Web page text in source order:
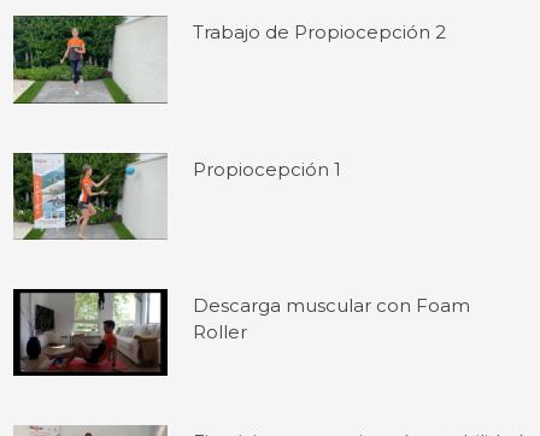
Trabajo de Propiocepción 2
Propiocepción 1
Descarga muscular con Foam
Roller